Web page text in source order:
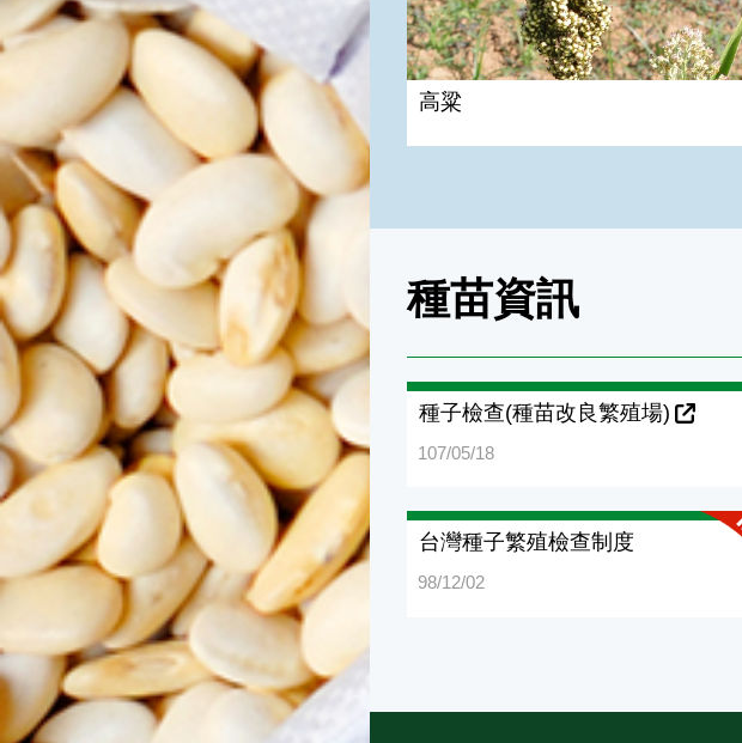
高粱
種苗資訊
種子檢查(種苗改良繁殖場)
107/05/18
台灣種子繁殖檢查制度
98/12/02